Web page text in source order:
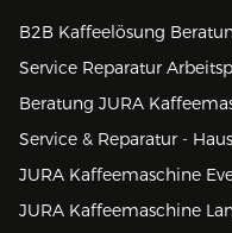
B2B Kaffeelösung
Service Reparatur
Beratung JURA
Service & Reparatur -
JURA Kaffeemaschine
JURA Kaffeemaschine